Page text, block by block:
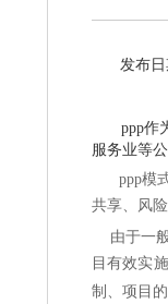
发布日
ppp作
服务业等
ppp模式
共享、风
由于一
目有效实
制、项目